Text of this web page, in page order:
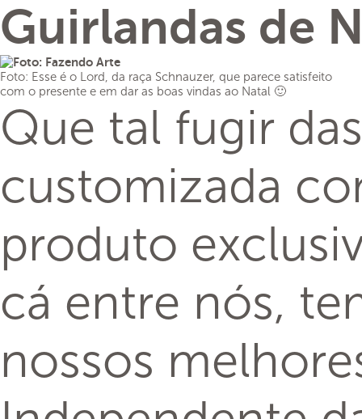
Guirlandas de
Foto: Esse é o Lord, da raça Schnauzer, que parece satisfeito
com o presente e em dar as boas vindas ao Natal 🙂
Que tal fugir
customizada
produto
cá entre nós,
nossos